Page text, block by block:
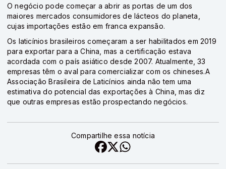
O negócio pode começar a abrir as portas de um dos
maiores mercados consumidores de lácteos do planeta,
cujas importações estão em franca expansão.
Os laticínios brasileiros começaram a ser habilitados em 2019
para exportar para a China, mas a certificação estava
acordada com o país asiático desde 2007. Atualmente, 33
empresas têm o aval para comercializar com os chineses.A
Associação Brasileira de Laticínios ainda não tem uma
estimativa do potencial das exportações à China, mas diz
que outras empresas estão prospectando negócios.
Compartilhe essa notícia